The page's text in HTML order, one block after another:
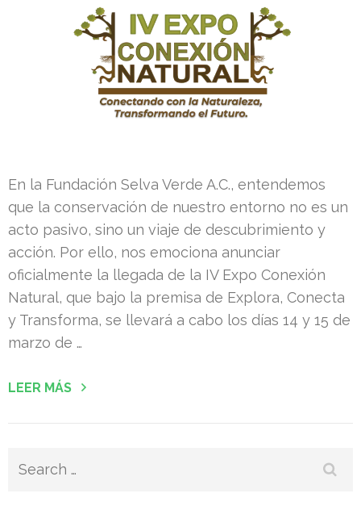
En la Fundación Selva Verde A.C., entendemos
que la conservación de nuestro entorno no es un
acto pasivo, sino un viaje de descubrimiento y
acción. Por ello, nos emociona anunciar
oficialmente la llegada de la IV Expo Conexión
Natural, que bajo la premisa de Explora, Conecta
y Transforma, se llevará a cabo los días 14 y 15 de
marzo de …
LEER MÁS
Search